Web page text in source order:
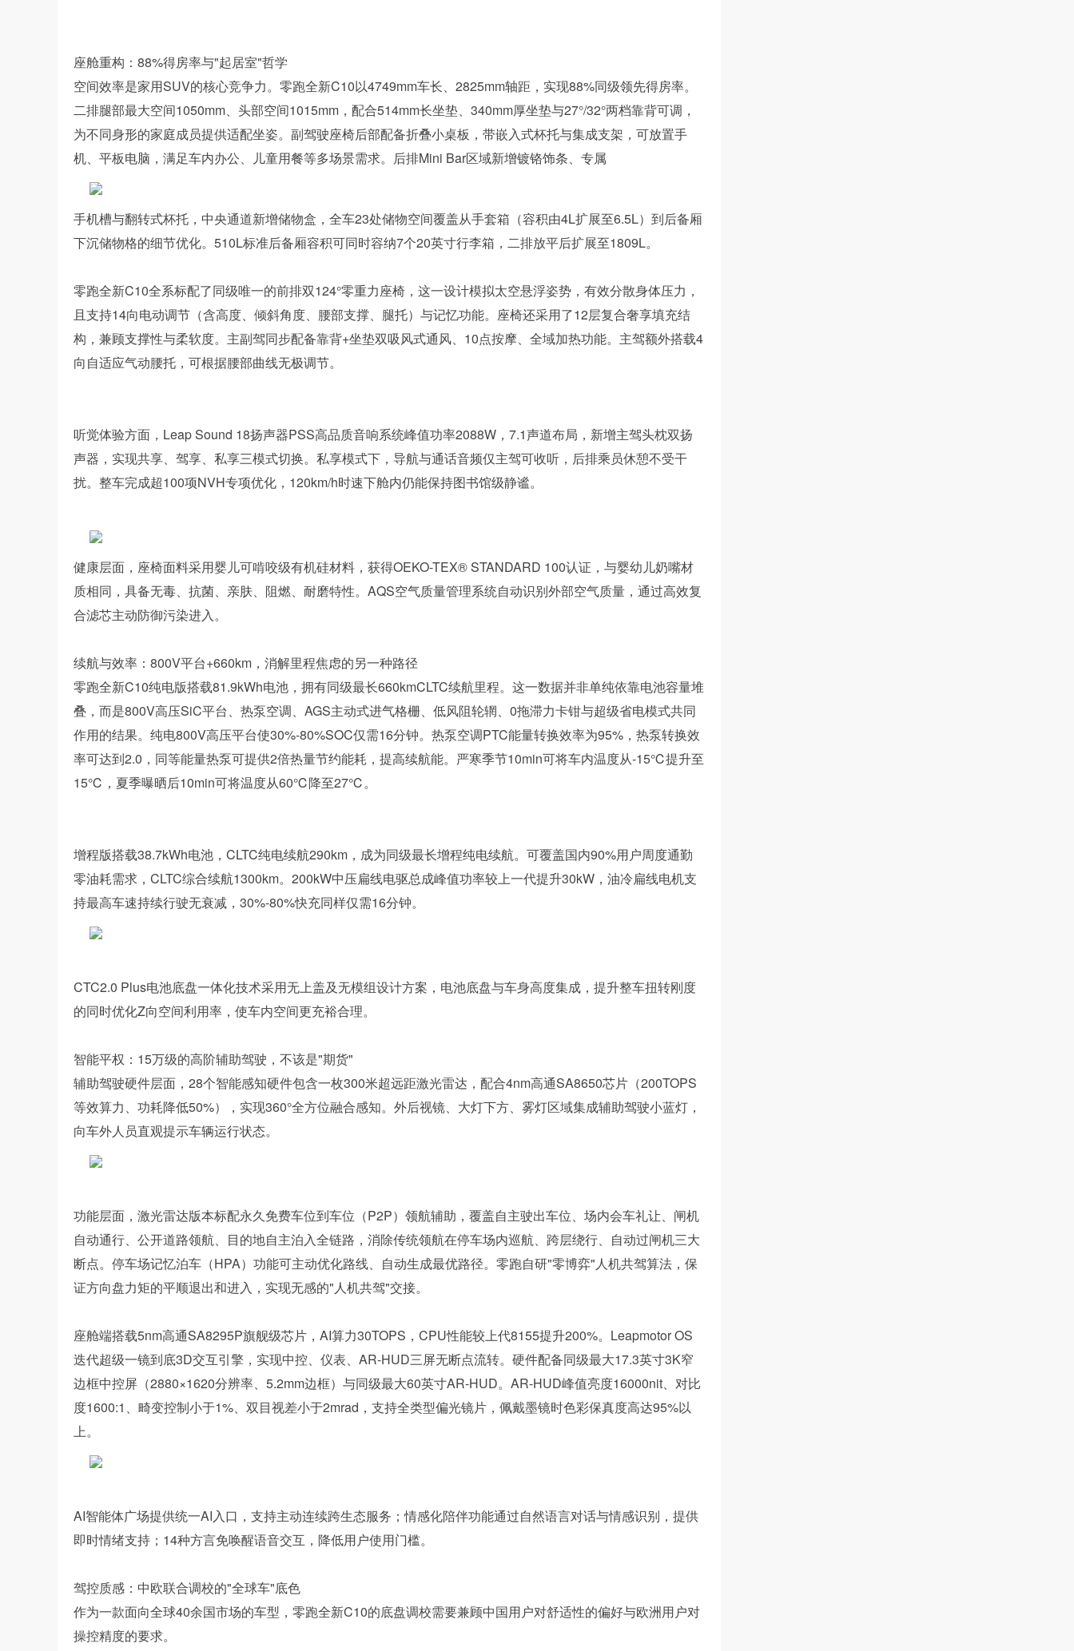
座舱重构：88%得房率与"起居室"哲学
空间效率是家用SUV的核心竞争力。零跑全新C10以4749mm车长、2825mm轴距，实现88%同级领先得房率。
二排腿部最大空间1050mm、头部空间1015mm，配合514mm长坐垫、340mm厚坐垫与27°/32°两档靠背可调，
为不同身形的家庭成员提供适配坐姿。副驾驶座椅后部配备折叠小桌板，带嵌入式杯托与集成支架，可放置手
机、平板电脑，满足车内办公、儿童用餐等多场景需求。后排Mini Bar区域新增镀铬饰条、专属
手机槽与翻转式杯托，中央通道新增储物盒，全车23处储物空间覆盖从手套箱（容积由4L扩展至6.5L）到后备厢
下沉储物格的细节优化。510L标准后备厢容积可同时容纳7个20英寸行李箱，二排放平后扩展至1809L。
零跑全新C10全系标配了同级唯一的前排双124°零重力座椅，这一设计模拟太空悬浮姿势，有效分散身体压力，
且支持14向电动调节（含高度、倾斜角度、腰部支撑、腿托）与记忆功能。座椅还采用了12层复合奢享填充结
构，兼顾支撑性与柔软度。主副驾同步配备靠背+坐垫双吸风式通风、10点按摩、全域加热功能。主驾额外搭载4
向自适应气动腰托，可根据腰部曲线无极调节。
听觉体验方面，Leap Sound 18扬声器PSS高品质音响系统峰值功率2088W，7.1声道布局，新增主驾头枕双扬
声器，实现共享、驾享、私享三模式切换。私享模式下，导航与通话音频仅主驾可收听，后排乘员休憩不受干
扰。整车完成超100项NVH专项优化，120km/h时速下舱内仍能保持图书馆级静谧。
健康层面，座椅面料采用婴儿可啃咬级有机硅材料，获得OEKO-TEX® STANDARD 100认证，与婴幼儿奶嘴材
质相同，具备无毒、抗菌、亲肤、阻燃、耐磨特性。AQS空气质量管理系统自动识别外部空气质量，通过高效复
合滤芯主动防御污染进入。
续航与效率：800V平台+660km，消解里程焦虑的另一种路径
零跑全新C10纯电版搭载81.9kWh电池，拥有同级最长660kmCLTC续航里程。这一数据并非单纯依靠电池容量堆
叠，而是800V高压SiC平台、热泵空调、AGS主动式进气格栅、低风阻轮辋、0拖滞力卡钳与超级省电模式共同
作用的结果。纯电800V高压平台使30%-80%SOC仅需16分钟。热泵空调PTC能量转换效率为95%，热泵转换效
率可达到2.0，同等能量热泵可提供2倍热量节约能耗，提高续航能。严寒季节10min可将车内温度从-15℃提升至
15℃，夏季曝晒后10min可将温度从60℃降至27℃。
增程版搭载38.7kWh电池，CLTC纯电续航290km，成为同级最长增程纯电续航。可覆盖国内90%用户周度通勤
零油耗需求，CLTC综合续航1300km。200kW中压扁线电驱总成峰值功率较上一代提升30kW，油冷扁线电机支
持最高车速持续行驶无衰减，30%-80%快充同样仅需16分钟。
CTC2.0 Plus电池底盘一体化技术采用无上盖及无模组设计方案，电池底盘与车身高度集成，提升整车扭转刚度
的同时优化Z向空间利用率，使车内空间更充裕合理。
智能平权：15万级的高阶辅助驾驶，不该是"期货"
辅助驾驶硬件层面，28个智能感知硬件包含一枚300米超远距激光雷达，配合4nm高通SA8650芯片（200TOPS
等效算力、功耗降低50%），实现360°全方位融合感知。外后视镜、大灯下方、雾灯区域集成辅助驾驶小蓝灯，
向车外人员直观提示车辆运行状态。
功能层面，激光雷达版本标配永久免费车位到车位（P2P）领航辅助，覆盖自主驶出车位、场内会车礼让、闸机
自动通行、公开道路领航、目的地自主泊入全链路，消除传统领航在停车场内巡航、跨层绕行、自动过闸机三大
断点。停车场记忆泊车（HPA）功能可主动优化路线、自动生成最优路径。零跑自研"零博弈"人机共驾算法，保
证方向盘力矩的平顺退出和进入，实现无感的"人机共驾"交接。
座舱端搭载5nm高通SA8295P旗舰级芯片，AI算力30TOPS，CPU性能较上代8155提升200%。Leapmotor OS
迭代超级一镜到底3D交互引擎，实现中控、仪表、AR-HUD三屏无断点流转。硬件配备同级最大17.3英寸3K窄
边框中控屏（2880×1620分辨率、5.2mm边框）与同级最大60英寸AR-HUD。AR-HUD峰值亮度16000nit、对比
度1600:1、畸变控制小于1%、双目视差小于2mrad，支持全类型偏光镜片，佩戴墨镜时色彩保真度高达95%以
上。
AI智能体广场提供统一AI入口，支持主动连续跨生态服务；情感化陪伴功能通过自然语言对话与情感识别，提供
即时情绪支持；14种方言免唤醒语音交互，降低用户使用门槛。
驾控质感：中欧联合调校的"全球车"底色
作为一款面向全球40余国市场的车型，零跑全新C10的底盘调校需要兼顾中国用户对舒适性的偏好与欧洲用户对
操控精度的要求。